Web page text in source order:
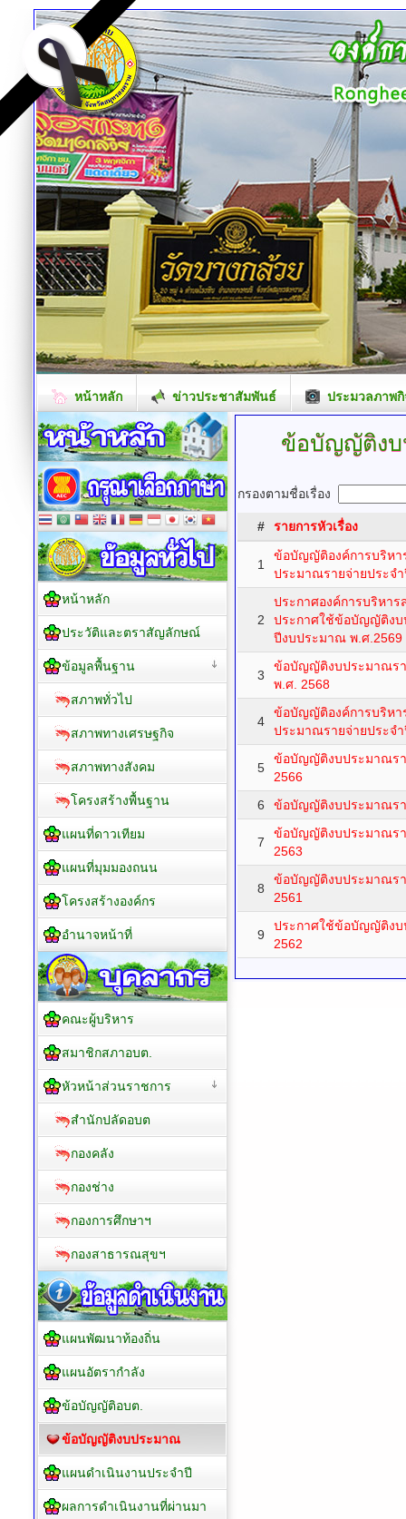
หน้าหลัก ข่าวประชาสัมพันธ์ ประมวลภาพ
ข้อบัญญัติงบ
กรองตามชื่อเรื่อง
# รายการหัวเรื่อง
1
ข้อบัญญัติองค์การบริหา
ประมาณรายจ่ายประจ
2
ประกาศองค์การบริหาร
ประกาศใช้ข้อบัญญัติงบ
ปีงบประมาณ พ.ศ.2569
3
ข้อบัญญัติงบประมาณร
พ.ศ. 2568
4
ข้อบัญญัติองค์การบริหา
ประมาณรายจ่ายประจ
5
ข้อบัญญัติงบประมาณร
2566
6
ข้อบัญญัติงบประมาณรา
7
ข้อบัญญัติงบประมาณร
2563
8
ข้อบัญญัติงบประมาณร
2561
9
ประกาศใช้ข้อบัญญัติงบ
2562
หน้าหลัก
ประวัติและตราสัญลักษณ์
ข้อมูลพื้นฐาน
สภาพทั่วไป
สภาพทางเศรษฐกิจ
สภาพทางสังคม
โครงสร้างพื้นฐาน
แผนที่ดาวเทียม
แผนที่มุมมองถนน
โครงสร้างองค์กร
อำนาจหน้าที่
คณะผู้บริหาร
สมาชิกสภาอบต.
หัวหน้าส่วนราชการ
สำนักปลัดอบต
กองคลัง
กองช่าง
กองการศึกษาฯ
กองสาธารณสุขฯ
แผนพัฒนาท้องถิ่น
แผนอัตรากำลัง
ข้อบัญญัติอบต.
ข้อบัญญัติงบประมาณ
แผนดำเนินงานประจำปี
ผลการดำเนินงานที่ผ่านมา